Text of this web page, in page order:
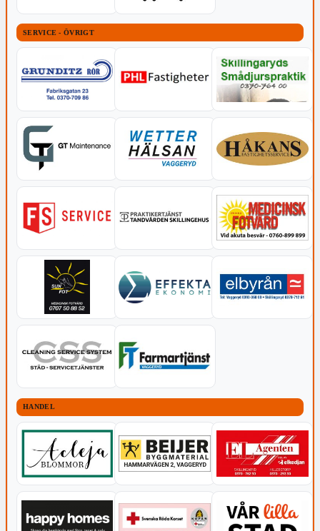
SERVICE - ÖVRIGT
HANDEL